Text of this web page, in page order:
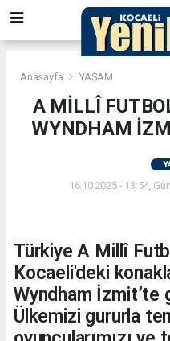
Anasayfa YAŞAM
A MİLLÎ
WYNDHAM
16.10.2025 - 13:54,
Türkiye A Millî
Kocaeli'deki
Wyndham İzmit’te
Ülkemizi gururla